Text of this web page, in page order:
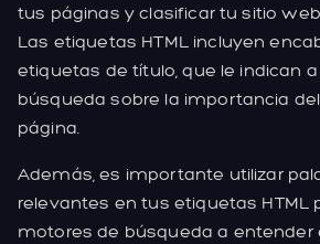
tus páginas y clasificar tu sitio
Las etiquetas HTML incluyen
etiquetas de título, que le indican
búsqueda sobre la importancia
página.
Además, es importante utilizar
relevantes en tus etiquetas HTML
motores de búsqueda a entender